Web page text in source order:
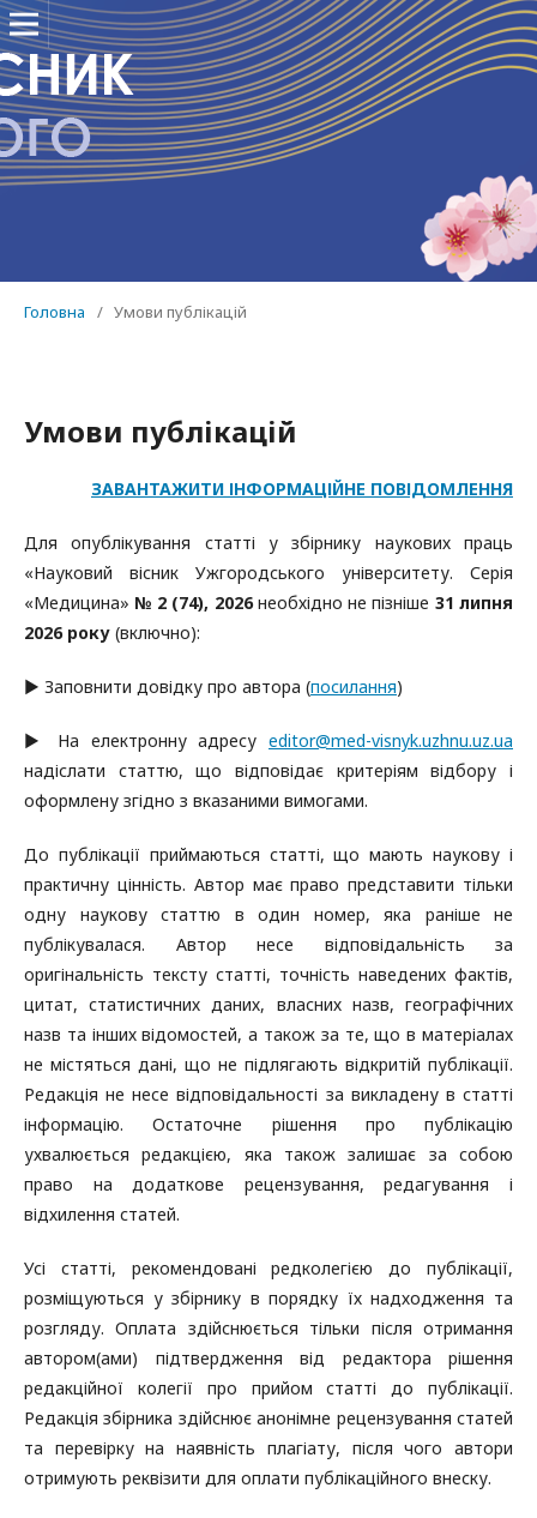
Головна / Умови публікацій
Умови публікацій
ЗАВАНТАЖИТИ ІНФОРМАЦІЙНЕ ПОВІДОМЛЕННЯ
Для опублікування статті у збірнику наукових праць
«Науковий вісник Ужгородського університету. Серія
«Медицина» № 2 (74), 2026необхідно не пізніше 31 липня
2026 року (включно):
▶ Заповнити довідку про автора (посилання)
▶ На електронну адресу editor@med-visnyk.uzhnu.uz.ua
надіслати статтю, що відповідає критеріям відбору і
оформлену згідно з вказаними вимогами.
До публікації приймаються статті, що мають наукову і
практичну цінність. Автор має право представити тільки
одну наукову статтю в один номер, яка раніше не
публікувалася. Автор несе відповідальність за
оригінальність тексту статті, точність наведених фактів,
цитат, статистичних даних, власних назв, географічних
назв та інших відомостей, а також за те, що в матеріалах
не містяться дані, що не підлягають відкритій публікації.
Редакція не несе відповідальності за викладену в статті
інформацію. Остаточне рішення про публікацію
ухвалюється редакцією, яка також залишає за собою
право на додаткове рецензування, редагування і
відхилення статей.
Усі статті, рекомендовані редколегією до публікації,
розміщуються у збірнику в порядку їх надходження та
розгляду. Оплата здійснюється тільки після отримання
автором(ами) підтвердження від редактора рішення
редакційної колегії про прийом статті до публікації.
Редакція збірника здійснює анонімне рецензування статей
та перевірку на наявність плагіату, після чого автори
отримують реквізити для оплати публікаційного внеску.